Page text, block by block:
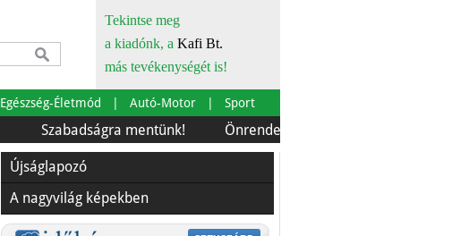
Tekintse meg
a kiadónk, a Kafi Bt.
más tevékenységét is!
Egészség-Életmód Autó-Motor Sport
Szabadságra mentünk! Önrendelkezés és szürkebarát
Újságlapozó
A nagyvilág képekben